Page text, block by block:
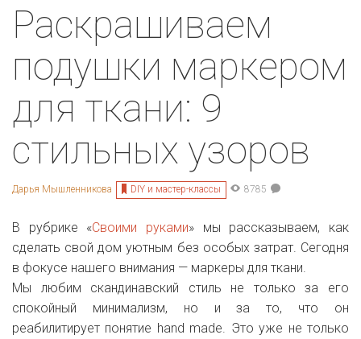
Раскрашиваем
подушки маркером
для ткани: 9
стильных узоров
Дарья Мышленникова DIY и мастер-классы 8785
В рубрике «Своими руками» мы рассказываем, как
сделать свой дом уютным без особых затрат. Сегодня
в фокусе нашего внимания — маркеры для ткани.
Мы любим скандинавский стиль не только за его
спокойный минимализм, но и за то, что он
реабилитирует понятие hand made. Это уже не только